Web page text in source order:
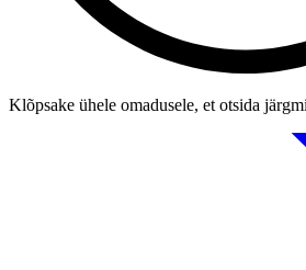
Klõpsake ühele omadusele, et otsida